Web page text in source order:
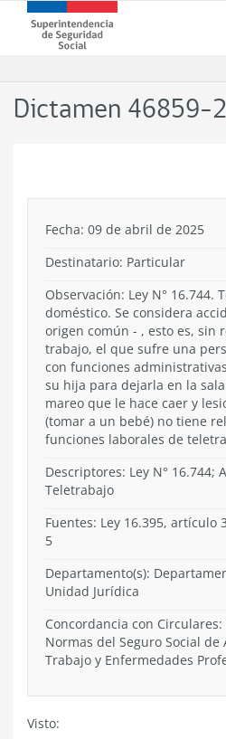
contenido
Superintendencia
de
-
Dictamen 46859-
Fecha: 09 de abril de 2025
Destinatario: Particular
Observación: Ley N° 16.744.
doméstico. Se considera
origen común - , esto es, sin
trabajo, el que sufre una
con funciones
su hija para dejarla en la
mareo que le hace caer y
(tomar a un bebé) no tiene
funciones laborales de
Descriptores: Ley N° 16.744;
Teletrabajo
Fuentes: Ley 16.395, artículo
5
Departamento(s):
Unidad Jurídica
Concordancia con
Normas del Seguro Social de
Trabajo y Enfermedades
Visto: